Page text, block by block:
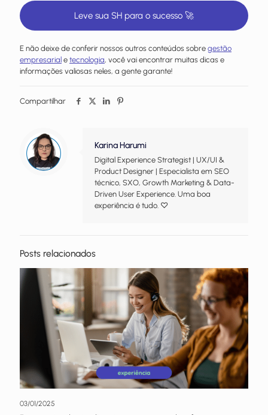
Leve sua SH para o sucesso 🚀
E não deixe de conferir nossos outros conteúdos sobre gestão
empresarial e tecnologia, você vai encontrar muitas dicas e
informações valiosas neles, a gente garante!
Compartilhar
Karina Harumi
Digital Experience Strategist | UX/UI &
Product Designer | Especialista em SEO
técnico, SXO, Growth Marketing & Data-
Driven User Experience. Uma boa
experiência é tudo. ♡
Posts relacionados
03/01/2025